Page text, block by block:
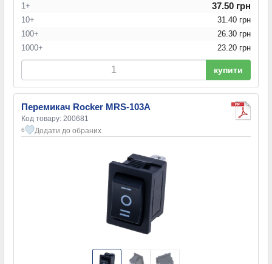
1+ 37.50 грн
10+
31.40 грн
100+
26.30 грн
1000+
23.20 грн
купити
Перемикач Rocker MRS-103A
Код товару: 200681
6 Додати до обраних